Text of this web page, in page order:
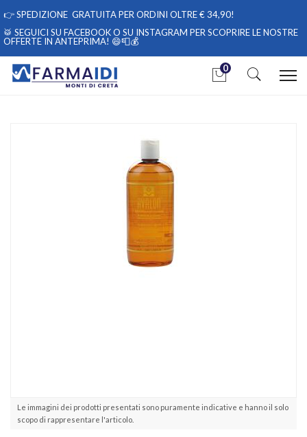
👉SPEDIZIONE GRATUITA PER ORDINI OLTRE € 34,90!
🥁 SEGUICI SU FACEBOOKO SU INSTAGRAM PER SCOPRIRE LE NOSTRE
OFFERTE IN ANTEPRIMA! 😄📮💰
0
Difa Cooper Avalon Detergente 500ml
Le immagini dei prodotti presentati sono puramente indicative e hanno il solo
scopo di rappresentare l'articolo.